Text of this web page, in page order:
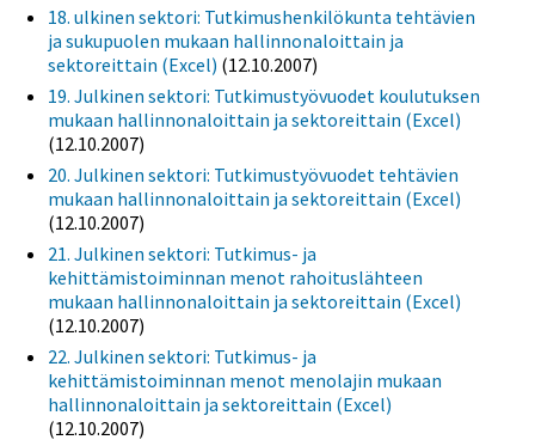
18. ulkinen sektori: Tutkimushenkilökunta tehtävien
ja sukupuolen mukaan hallinnonaloittain ja
sektoreittain (Excel) (12.10.2007)
19. Julkinen sektori: Tutkimustyövuodet koulutuksen
mukaan hallinnonaloittain ja sektoreittain (Excel)
(12.10.2007)
20. Julkinen sektori: Tutkimustyövuodet tehtävien
mukaan hallinnonaloittain ja sektoreittain (Excel)
(12.10.2007)
21. Julkinen sektori: Tutkimus- ja
kehittämistoiminnan menot rahoituslähteen
mukaan hallinnonaloittain ja sektoreittain (Excel)
(12.10.2007)
22. Julkinen sektori: Tutkimus- ja
kehittämistoiminnan menot menolajin mukaan
hallinnonaloittain ja sektoreittain (Excel)
(12.10.2007)